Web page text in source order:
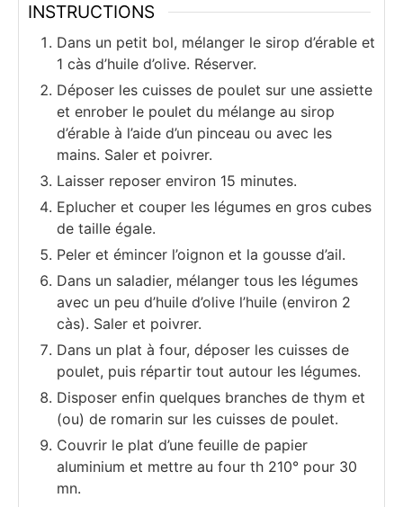
INSTRUCTIONS
Dans un petit bol, mélanger le sirop d’érable et
1 càs d’huile d’olive. Réserver.
Déposer les cuisses de poulet sur une assiette
et enrober le poulet du mélange au sirop
d’érable à l’aide d’un pinceau ou avec les
mains. Saler et poivrer.
Laisser reposer environ 15 minutes.
Eplucher et couper les légumes en gros cubes
de taille égale.
Peler et émincer l’oignon et la gousse d’ail.
Dans un saladier, mélanger tous les légumes
avec un peu d’huile d’olive l’huile (environ 2
càs). Saler et poivrer.
Dans un plat à four, déposer les cuisses de
poulet, puis répartir tout autour les légumes.
Disposer enfin quelques branches de thym et
(ou) de romarin sur les cuisses de poulet.
Couvrir le plat d’une feuille de papier
aluminium et mettre au four th 210° pour 30
mn.